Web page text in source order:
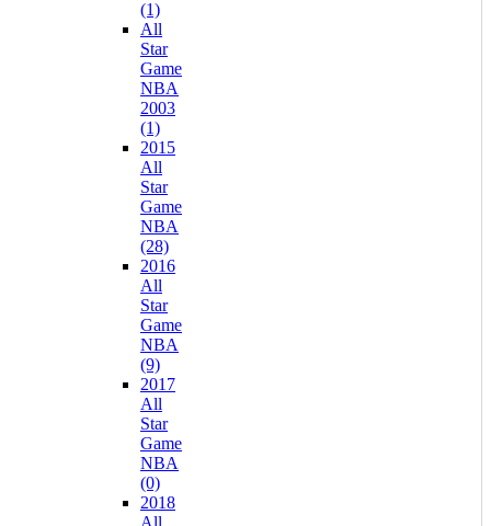
(1)
All
Star
Game
NBA
2003
(1)
2015
All
Star
Game
NBA
(28)
2016
All
Star
Game
NBA
(9)
2017
All
Star
Game
NBA
(0)
2018
All